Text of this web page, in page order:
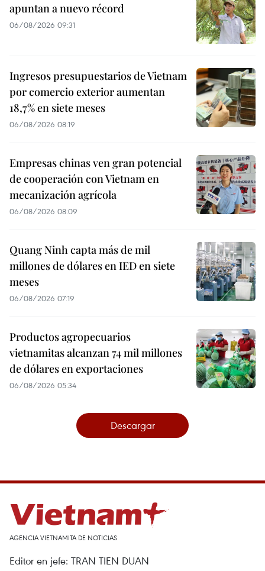
apuntan a nuevo récord
06/08/2026 09:31
Ingresos presupuestarios de Vietnam
por comercio exterior aumentan
18,7% en siete meses
06/08/2026 08:19
Empresas chinas ven gran potencial
de cooperación con Vietnam en
mecanización agrícola
06/08/2026 08:09
Quang Ninh capta más de mil
millones de dólares en IED en siete
meses
06/08/2026 07:19
Productos agropecuarios
vietnamitas alcanzan 74 mil millones
de dólares en exportaciones
06/08/2026 05:34
Descargar
AGENCIA VIETNAMITA DE NOTICIAS
Editor en jefe: TRAN TIEN DUAN